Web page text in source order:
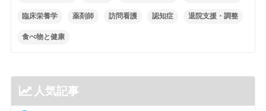
臨床栄養学 薬剤師 訪問看護 認知症 退院支援・調整
食べ物と健康
人気記事